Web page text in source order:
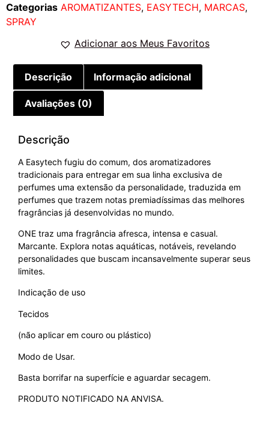
Categorias AROMATIZANTES, EASYTECH, MARCAS,
SPRAY
Adicionar aos Meus Favoritos
Descrição Informação adicional
Avaliações (0)
Descrição
A Easytech fugiu do comum, dos aromatizadores
tradicionais para entregar em sua linha exclusiva de
perfumes uma extensão da personalidade, traduzida em
perfumes que trazem notas premiadíssimas das melhores
fragrâncias já desenvolvidas no mundo.
ONE traz uma fragrância afresca, intensa e casual.
Marcante. Explora notas aquáticas, notáveis, revelando
personalidades que buscam incansavelmente superar seus
limites.
Indicação de uso
Tecidos
(não aplicar em couro ou plástico)
Modo de Usar.
Basta borrifar na superfície e aguardar secagem.
PRODUTO NOTIFICADO NA ANVISA.